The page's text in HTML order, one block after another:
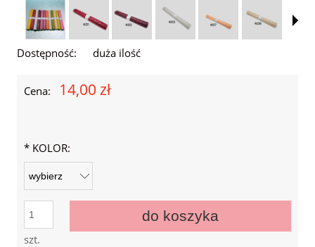
Dostępność: duża ilość
Cena: 14,00 zł
* KOLOR:
szt.
do koszyka